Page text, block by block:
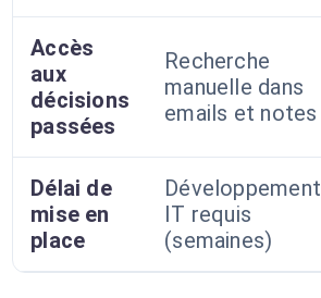
Accès
aux
décisions
passées
Recherche
manuelle dans
emails et notes
Délai de
mise en
place
Développement
IT requis
(semaines)